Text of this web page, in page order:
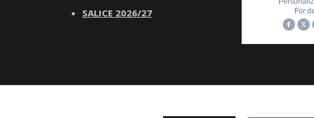
SALICE 2026/27